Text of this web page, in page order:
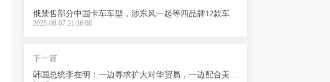
俄禁售部分中国卡车车型，涉东风一起等四品牌12款车
2025-08-07 21:36:08
下一篇
韩国总统李在明：一边寻求扩大对华贸易，一边配合美国对华供应链封锁